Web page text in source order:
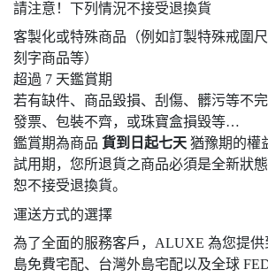
請注意！下列情況不接受退換貨
客製化或特殊商品（例如訂製特殊戒圍
刻字商品等）
超過 7 天鑑賞期
若有缺件、商品毀損、刮傷、髒污等不
發票、包裝不齊，或珠寶盒損毀等…
鑑賞期為商品 貨到日起七天 猶豫期的權
試用期，您所退貨之商品必須是全新狀
恕不接受退換貨。
運送方式的選擇
為了全面的服務客戶，ALUXE 為您提
島免費宅配、台灣外島宅配以及全球